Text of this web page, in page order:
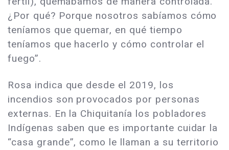
¿Por qué? Porque nosotros sabíamos cómo
teníamos que quemar, en qué tiempo
teníamos que hacerlo y cómo controlar el
fuego”.
Rosa indica que desde el 2019, los
incendios son provocados por personas
externas. En la Chiquitanía los pobladores
Indígenas saben que es importante cuidar la
“casa grande”, como le llaman a su territorio